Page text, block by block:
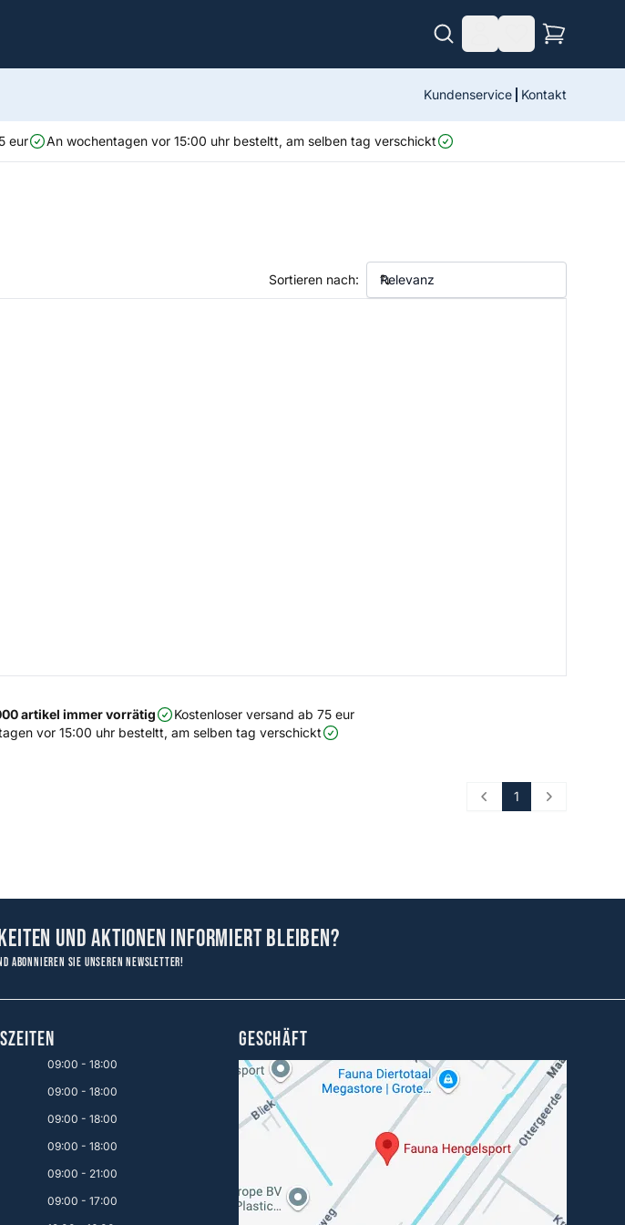
Kundenservice Kontakt
eur An wochentagen vor 15:00 uhr besteltt, am selben tag verschickt
Sortieren nach:
artikel immer vorrätig
Kostenloser versand ab 75 eur
vor 15:00 uhr besteltt, am selben tag verschickt
Prev 1 Next
und Aktionen informiert bleiben?
abonnieren Sie unseren Newsletter!
09:00 - 18:00
09:00 - 18:00
09:00 - 18:00
09:00 - 18:00
09:00 - 21:00
09:00 - 17:00
GESCHÄFT